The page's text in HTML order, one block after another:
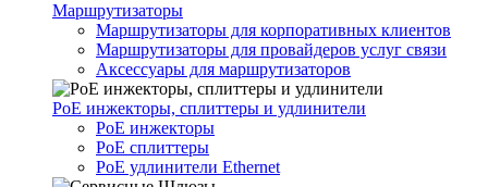
Маршрутизаторы
Маршрутизаторы для корпоративных клиентов
Маршрутизаторы для провайдеров услуг связи
Аксессуары для маршрутизаторов
PoE инжекторы, сплиттеры и удлинители
PoE инжекторы
PoE сплиттеры
PoE удлинители Ethernet